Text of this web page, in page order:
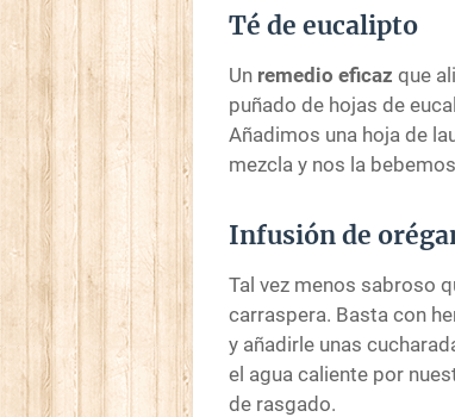
Té de eucalipto
Un remedio eficaz que
puñado de hojas de
Añadimos una hoja de
mezcla y nos la
Infusión de
Tal vez menos sabroso
carraspera. Basta con
y añadirle unas
el agua caliente por
de rasgado.